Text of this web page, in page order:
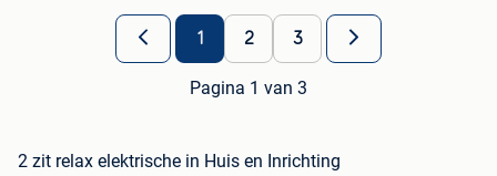
1 2 3
Pagina 1 van 3
2 zit relax elektrische in Huis en Inrichting